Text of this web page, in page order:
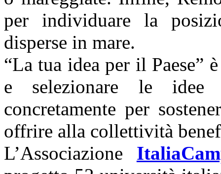
per individuare la
disperse in mare.
“La tua idea per il Paese”
e selezionare le idee
concretamente per
offrire alla collettività
L’Associazione